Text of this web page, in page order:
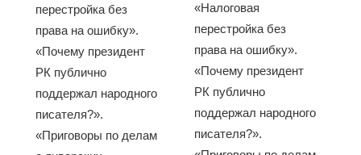
перестройка без
права на ошибку».
«Почему президент
РК публично
поддержал народного
писателя?».
«Приговоры по делам
«Налоговая
перестройка без
права на ошибку».
«Почему президент
РК публично
поддержал народного
писателя?».